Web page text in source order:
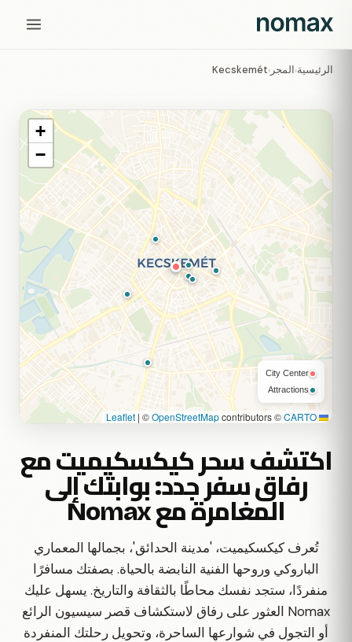
الرئيسية›المجر ›
Kecskemét
اكتشف سحر كيكسكيميت مع
رفاق سفر جدد: بوابتك إلى
المغامرة مع Nomax
تُعرف كيكسكيميت، 'مدينة الحدائق'، بجمالها المعماري
الباروكي وروحها الفنية النابضة بالحياة. بصفتك مسافرًا
منفردًا، ستجد نفسك محاطًا بالثقافة والتاريخ. يسهل عليك
Nomax العثور على رفاق لاستكشاف قصر سيسيون الرائع
أو التجول في شوارعها الساحرة، وتحويل رحلتك المنفردة
+
−
City Center
Attractions
| ©OpenStreetMapcontributors ©CARTO